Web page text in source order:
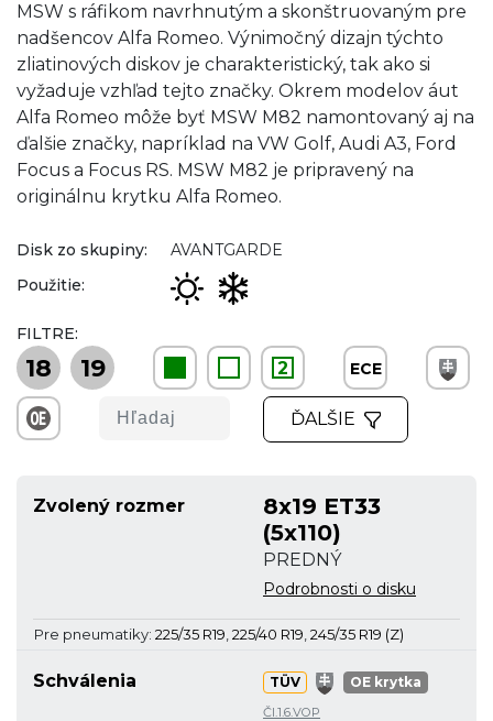
MSW s ráfikom navrhnutým a skonštruovaným pre
nadšencov Alfa Romeo. Výnimočný dizajn týchto
zliatinových diskov je charakteristický, tak ako si
vyžaduje vzhľad tejto značky. Okrem modelov áut
Alfa Romeo môže byť MSW M82 namontovaný aj na
ďalšie značky, napríklad na VW Golf, Audi A3, Ford
Focus a Focus RS. MSW M82 je pripravený na
originálnu krytku Alfa Romeo.
Disk zo skupiny:
AVANTGARDE
Použitie:
FILTRE:
18 19 2 ECE
ĎALŠIE
Zvolený rozmer
8x19 ET33
(5x110)
PREDNÝ
Podrobnosti o disku
Schválenia TÜV OE krytka
Čl.1.6.VOP
Pre pneumatiky: 225/35 R19,225/40 R19,245/35 R19 (Z)